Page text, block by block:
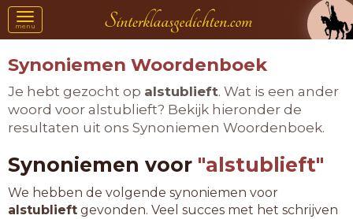
Toggle
navigation
menu
Synoniemen Woordenboek
Je hebt gezocht op alstublieft. Wat is een ander
woord voor alstublieft? Bekijk hieronder de
resultaten uit ons Synoniemen Woordenboek.
Synoniemen voor "alstublieft"
We hebben de volgende synoniemen voor
alstublieft gevonden. Veel succes met het schrijven